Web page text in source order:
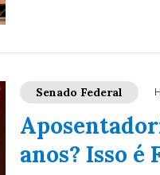
Senado Federal
anos? Isso é